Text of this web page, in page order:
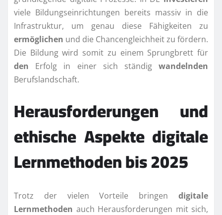
viele Bildungseinrichtungen bereits massiv in die
Infrastruktur, um genau diese Fähigkeiten zu
ermöglichen und die Chancengleichheit zu fördern.
Die Bildung wird somit zu einem Sprungbrett für
den Erfolg in einer sich ständig wandelnden
Berufslandschaft.
Herausforderungen und
ethische Aspekte digitale
Lernmethoden bis 2025
Trotz der vielen Vorteile bringen digitale
Lernmethoden auch Herausforderungen mit sich,